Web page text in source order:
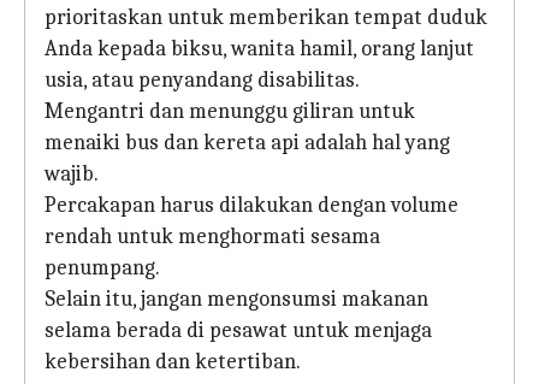
prioritaskan untuk memberikan tempat duduk
Anda kepada biksu, wanita hamil, orang lanjut
usia, atau penyandang disabilitas.
Mengantri dan menunggu giliran untuk
menaiki bus dan kereta api adalah hal yang
wajib.
Percakapan harus dilakukan dengan volume
rendah untuk menghormati sesama
penumpang.
Selain itu, jangan mengonsumsi makanan
selama berada di pesawat untuk menjaga
kebersihan dan ketertiban.